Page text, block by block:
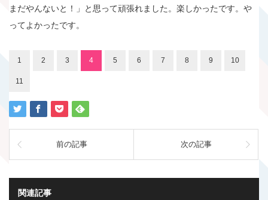
まだやんないと！」と思って頑張れました。楽しかったです。や
ってよかったです。
1 2 3 4 5 6 7 8 9 10
11
前の記事 次の記事
関連記事